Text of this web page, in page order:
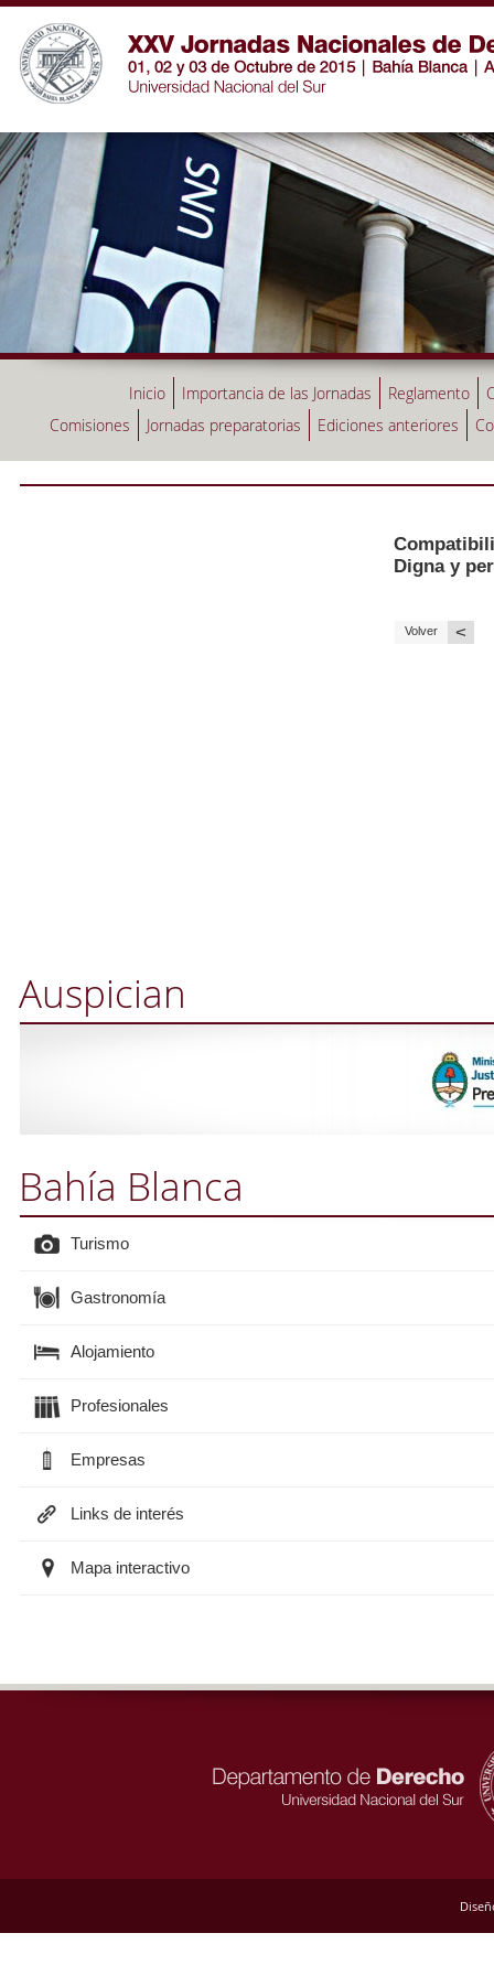
Inicio Importancia de las Jornadas Reglamento
Comisiones
Jornadas preparatorias Ediciones anteriores
Digna y
Volver <
Auspician
Bahía Blanca
Turismo
Gastronomía
Alojamiento
Profesionales
Empresas
Links de interés
Mapa interactivo